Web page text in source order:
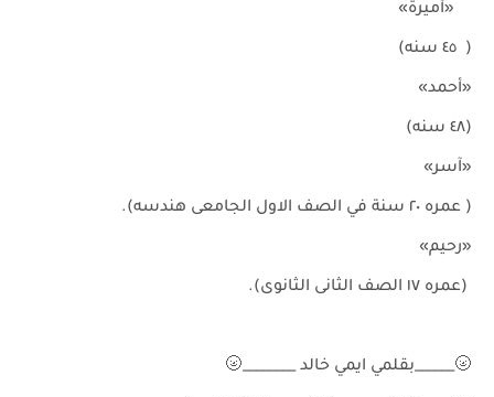
«أميرة»
( ٤٥ سنه)
«أحمد»
(٤٨ سنه)
«آسر»
( عمره ٢٠ سنة في الصف الاول الجامعى هندسه).
«رحيم»
(عمره ١٧ الصف الثانى الثانوى).
🌝______بقلمي ايمي خالد ________🌝